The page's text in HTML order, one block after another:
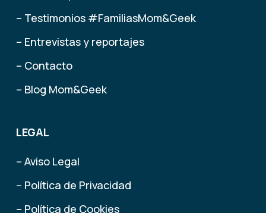
– Testimonios #FamiliasMom&Geek
– Entrevistas y reportajes
– Contacto
– Blog Mom&Geek
LEGAL
– Aviso Legal
– Política de Privacidad
– Política de Cookies